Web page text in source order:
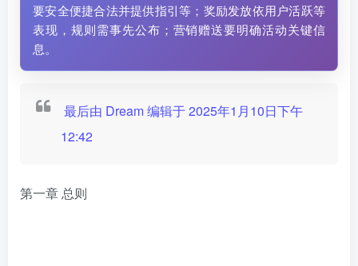
要安全便捷合法并提供指引等；奖励发放依用户活跃等
表现，规则需事先公布；营销赠送要明确活动关键信
息。
最后由 Dream 编辑于 2025年1月10日下午
12:42
第一章 总则